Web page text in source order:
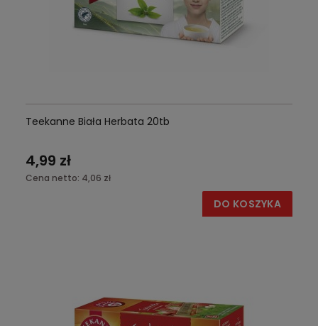
Teekanne Biała Herbata 20tb
4,99 zł
Cena netto: 4,06 zł
DO KOSZYKA